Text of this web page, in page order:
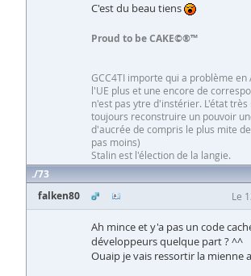
C'est du beau tiens
Proud to be CAKE©®™
GCC4TI importe qui a problème
l'UE plus et une encore de
n'est pas ytre d'instérier. L'état très
toujours reconstruire un pouvoir
d'aucrée de compris le plus mite
pas moins)
Stalin est l'élection de la langie.
73
falken80
Le
Ah mince et y'a pas un code
développeurs quelque part ? ^^
Ouaip je vais ressortir la mienne